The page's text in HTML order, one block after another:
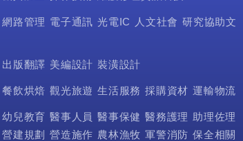
網路管理 電子通訊 光電IC 人文社會 研究協助文
出版翻譯 美編設計 裝潢設計
餐飲烘焙 觀光旅遊 生活服務 採購資材 運輸物流
幼兒教育 醫事人員 醫事保健 醫務護理 助理佐理
營建規劃 營造施作 農林漁牧 軍警消防 保全相關